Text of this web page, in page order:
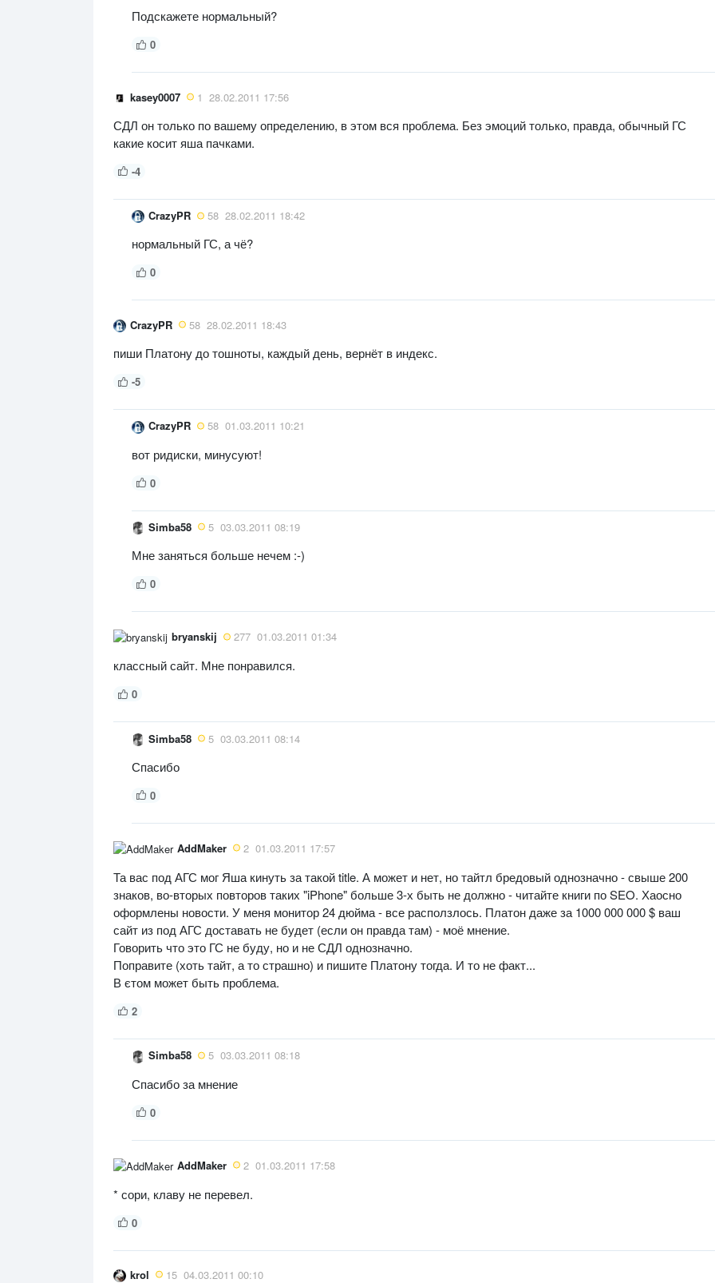
Подскажете нормальный?
0
kasey0007 1 28.02.2011 17:56
СДЛ он только по вашему определению, в этом вся проблема. Без эмоций только, правда, обычный ГС
какие косит яша пачками.
-4
CrazyPR 58 28.02.2011 18:42
нормальный ГС, а чё?
0
CrazyPR 58 28.02.2011 18:43
пиши Платону до тошноты, каждый день, вернёт в индекс.
-5
CrazyPR 58 01.03.2011 10:21
вот ридиски, минусуют!
0
Simba58 5 03.03.2011 08:19
Мне заняться больше нечем :-)
0
bryanskij 277 01.03.2011 01:34
классный сайт. Мне понравился.
0
Simba58 5 03.03.2011 08:14
Спасибо
0
AddMaker 2 01.03.2011 17:57
Та вас под АГС мог Яша кинуть за такой title. А может и нет, но тайтл бредовый однозначно - свыше 200
знаков, во-вторых повторов таких "iPhone" больше 3-х быть не должно - читайте книги по SEO. Хаосно
оформлены новости. У меня монитор 24 дюйма - все расползлось. Платон даже за 1000 000 000 $ ваш
сайт из под АГС доставать не будет (если он правда там) - моё мнение.
Говорить что это ГС не буду, но и не СДЛ однозначно.
Поправите (хоть тайт, а то страшно) и пишите Платону тогда. И то не факт...
В єтом может быть проблема.
2
Simba58 5 03.03.2011 08:18
Спасибо за мнение
0
AddMaker 2 01.03.2011 17:58
* сори, клаву не перевел.
0
krol 15 04.03.2011 00:10